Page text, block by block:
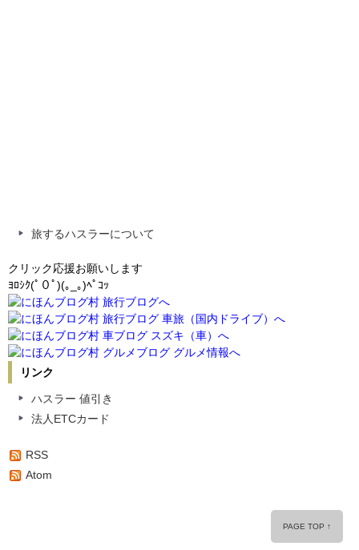
旅するハスラーについて
クリック応援お願いします
ﾖﾛｼｸ(ﾟ０ﾟ)(｡_｡)ﾍﾟｺｯ
リンク
ハスラー 値引き
法人ETCカード
RSS
Atom
PAGE TOP ↑